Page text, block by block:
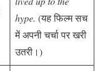
hype. (यह फिल्म सच
में अपनी चर्चा पर खरी
उतरी।)